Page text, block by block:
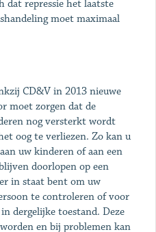
dat repressie het laatste
moet maximaal
CD&V in 2013 nieuwe
moet zorgen dat de
nog versterkt wordt
oog te verliezen. Zo kan u
uw kinderen of aan een
doorlopen op een
in staat bent om uw
te controleren of voor
dergelijke toestand. Deze
en bij problemen kan